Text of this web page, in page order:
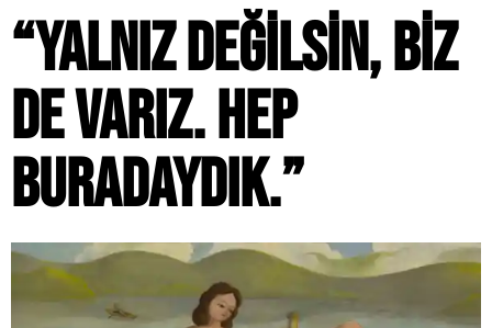
“YALNIZ DEĞILSIN, BIZ
DE VARIZ. HEP
BURADAYDIK.”